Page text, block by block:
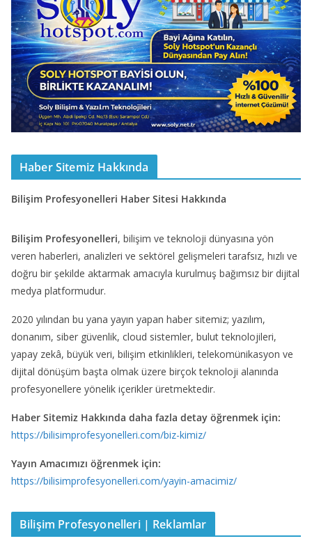
Haber Sitemiz Hakkında
Bilişim Profesyonelleri Haber Sitesi Hakkında
Bilişim Profesyonelleri, bilişim ve teknoloji dünyasına yön
veren haberleri, analizleri ve sektörel gelişmeleri tarafsız, hızlı ve
doğru bir şekilde aktarmak amacıyla kurulmuş bağımsız bir dijital
medya platformudur.
2020 yılından bu yana yayın yapan haber sitemiz; yazılım,
donanım, siber güvenlik, cloud sistemler, bulut teknolojileri,
yapay zekâ, büyük veri, bilişim etkinlikleri, telekomünikasyon ve
dijital dönüşüm başta olmak üzere birçok teknoloji alanında
profesyonellere yönelik içerikler üretmektedir.
Haber Sitemiz Hakkında daha fazla detay öğrenmek için:
https://bilisimprofesyonelleri.com/biz-kimiz/
Yayın Amacımızı öğrenmek için:
https://bilisimprofesyonelleri.com/yayin-amacimiz/
Bilişim Profesyonelleri | Reklamlar